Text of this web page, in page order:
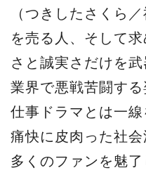
（つきしたさくら
を売る人、そして
さと誠実さだけを
業界で悪戦苦闘す
仕事ドラマとは一
痛快に皮肉った社
多くのファンを魅